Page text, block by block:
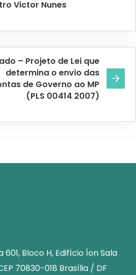
Victor Nunes
– Projeto de Lei que
determina o envio das
de Governo ao MP
(PLS 00414 2007)
601, Bloco H, Edifício Íon Sala
70830-018 Brasília / DF